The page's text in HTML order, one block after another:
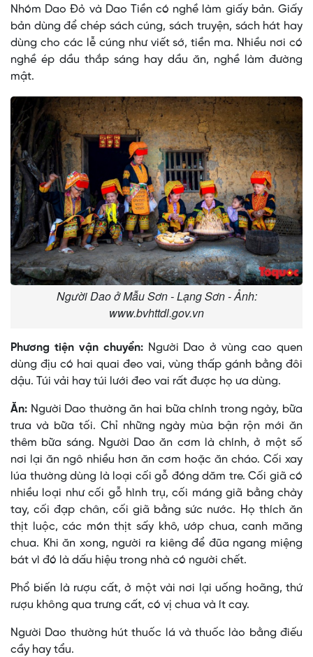
Nhóm Dao Ðỏ và Dao Tiền có nghề làm giấy bản. Giấy
bản dùng để chép sách cúng, sách truyện, sách hát hay
dùng cho các lễ cúng như viết sớ, tiền ma. Nhiều nơi có
nghề ép dầu thắp sáng hay dầu ăn, nghề làm đường
mật.
Người Dao ở Mẫu Sơn - Lạng Sơn - Ảnh:
www.bvhttdl.gov.vn
Phương tiện vận chuyển:Người Dao ở vùng cao quen
dùng địu có hai quai đeo vai, vùng thấp gánh bằng đôi
dậu. Túi vải hay túi lưới đeo vai rất được họ ưa dùng.
Ăn: Người Dao thường ăn hai bữa chính trong ngày, bữa
trưa và bữa tối. Chỉ những ngày mùa bận rộn mới ăn
thêm bữa sáng. Người Dao ăn cơm là chính, ở một số
nơi lại ăn ngô nhiều hơn ăn cơm hoặc ăn cháo. Cối xay
lúa thường dùng là loại cối gỗ đóng dăm tre. Cối giã có
nhiều loại như cối gỗ hình trụ, cối máng giã bằng chày
tay, cối đạp chân, cối giã bằng sức nước. Họ thích ăn
thịt luộc, các món thịt sấy khô, ướp chua, canh măng
chua. Khi ăn xong, người ra kiêng để đũa ngang miệng
bát vì đó là dấu hiệu trong nhà có người chết.
Phổ biến là rượu cất, ở một vài nơi lại uống hoãng, thứ
rượu không qua trưng cất, có vị chua và ít cay.
Người Dao thường hút thuốc lá và thuốc lào bằng điếu
cầy hay tẩu.